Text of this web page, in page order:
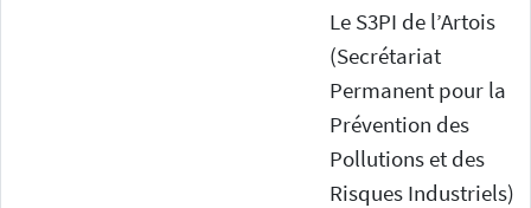
Le S3PI de l’Artois
(Secrétariat
Permanent pour la
Prévention des
Pollutions et des
Risques Industriels)